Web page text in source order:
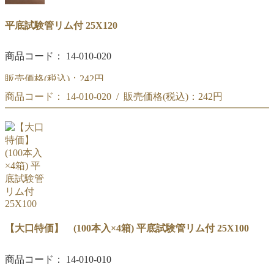
平底試験管リム付 25X120
商品コード： 14-010-020
販売価格(税込)： 242円
平底試験管リム付 25X120
商品コード： 14-010-020 / 販売価格(税込)： 242円
平底試験管リム付 25X120
【大口特価】 (100本入×4箱) 平底試験管リム付 25X100
商品コード： 14-010-010